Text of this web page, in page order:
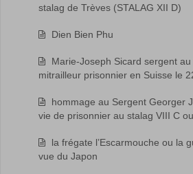
stalag de Trèves (STALAG XII D)
Dien Bien Phu
Marie-Joseph Sicard sergent
mitrailleur prisonnier en Suisse le
hommage au Sergent Georger
vie de prisonnier au stalag VIII C
la frégate l’Escarmouche ou la
vue du Japon